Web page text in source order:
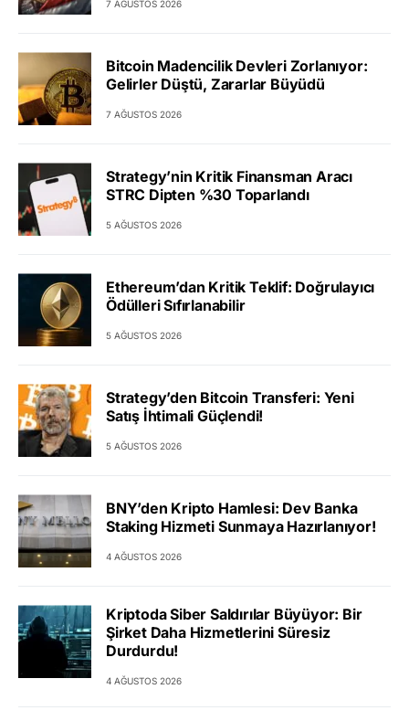
7 AĞUSTOS 2026
Bitcoin Madencilik Devleri Zorlanıyor:
Gelirler Düştü, Zararlar Büyüdü
7 AĞUSTOS 2026
Strategy’nin Kritik Finansman Aracı
STRC Dipten %30 Toparlandı
5 AĞUSTOS 2026
Ethereum’dan Kritik Teklif: Doğrulayıcı
Ödülleri Sıfırlanabilir
5 AĞUSTOS 2026
Strategy’den Bitcoin Transferi: Yeni
Satış İhtimali Güçlendi!
5 AĞUSTOS 2026
BNY’den Kripto Hamlesi: Dev Banka
Staking Hizmeti Sunmaya Hazırlanıyor!
4 AĞUSTOS 2026
Kriptoda Siber Saldırılar Büyüyor: Bir
Şirket Daha Hizmetlerini Süresiz
Durdurdu!
4 AĞUSTOS 2026